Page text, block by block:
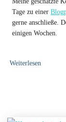
Tage zu einer
gerne anschließe.
einigen Wochen.
Weiterlesen